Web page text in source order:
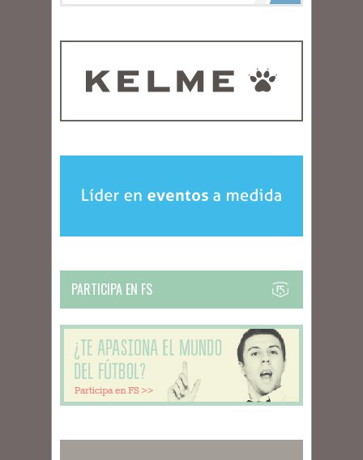
PARTICIPA EN FS